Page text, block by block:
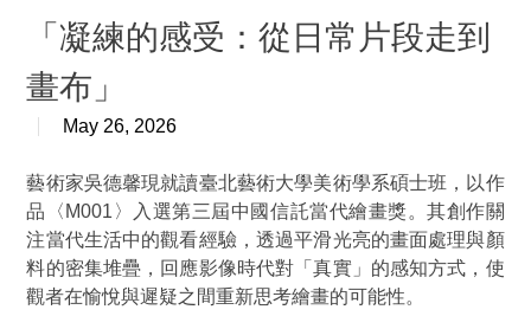
「凝練的感受：從日常片段走到
畫布」
May 26, 2026
藝術家吳德馨現就讀臺北藝術大學美術學系碩士班，以作
品〈M001〉入選第三屆中國信託當代繪畫獎。其創作關
注當代生活中的觀看經驗，透過平滑光亮的畫面處理與顏
料的密集堆疊，回應影像時代對「真實」的感知方式，使
觀者在愉悅與遲疑之間重新思考繪畫的可能性。